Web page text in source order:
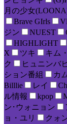
月の少女
Brave GIrls
ジン
NUEST
HIGHLIGHT
X
ツキ キム
ク
ヒュニンバ
ション番組
カ
Billlie
レイ
ル情報
kpop
ン･ウォニョン
ョ・ユリ
クォ